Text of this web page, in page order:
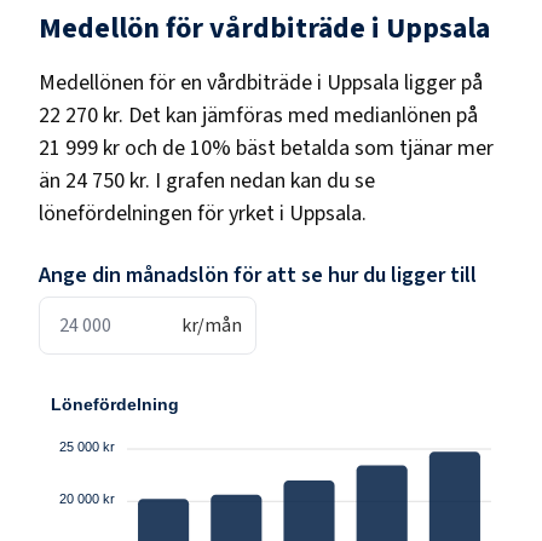
Medellön förvårdbiträde i Uppsala
Medellönen för en vårdbiträde i Uppsala ligger på
22 270 kr. Det kan jämföras med medianlönen på
21 999 kr och de 10% bäst betalda som tjänar mer
än 24 750 kr. I grafen nedan kan du se
lönefördelningen för yrket i Uppsala.
Ange din månadslön för att se hur du ligger till
kr/mån
Lönefördelning
25 000 kr
20 000 kr